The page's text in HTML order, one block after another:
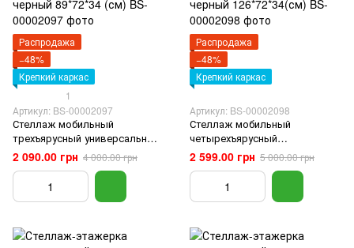
Распродажа
−48%
Крепкий каркас
1
Артикул: BS-00002097
Стеллаж мобильный
трехъярусный универсальный
раскладной из нержавеющей
стали черный 89*72*34 (см)
2 090.00 грн 4 000.00 грн
Распродажа
−48%
Крепкий каркас
Артикул: BS-00002098
Стеллаж мобильный
четырехъярусный
универсальный раскладной из
нержавеющей стали черный
126*72*34(см)
2 599.00 грн 5 000.00 грн